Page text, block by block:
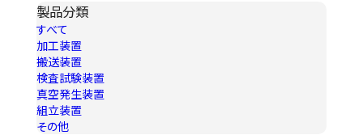
製品分類
すべて
加工装置
搬送装置
検査試験装置
真空発生装置
組立装置
その他